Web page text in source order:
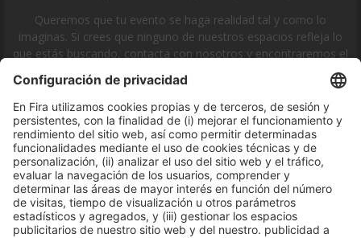
Queremos que tu evento se haga realidad tal y como lo
imaginas. Si crees que ninguno de nuestros espacios refleja lo
que estás buscando, contacta con nosotros y encontraremos el
que mejor se adapte a tus necesidades.
CONTRÁTANOS